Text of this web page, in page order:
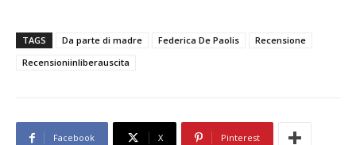
TAGS Da parte di madre Federica De Paolis
Recensione
Recensioniinliberauscita
Facebook X Pinterest